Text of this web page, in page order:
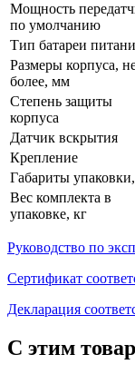
Мощность
по умолчанию
Тип батареи
Размеры корпуса,
более, мм
Степень защиты
корпуса
Датчик вскрытия
Крепление
Габариты
Вес комплекта в
упаковке, кг
Руководство по
Сертификат
Декларация
С этим